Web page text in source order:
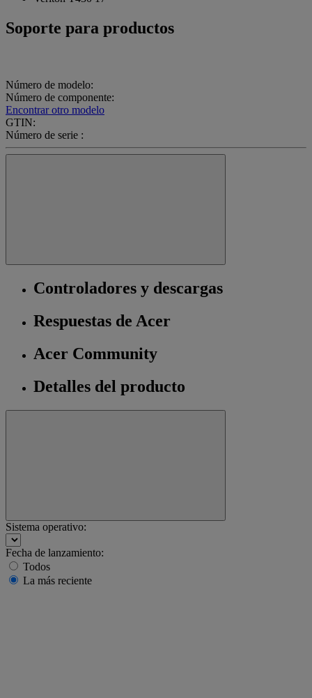
Soporte para productos
Número de modelo:
Número de componente:
Encontrar otro modelo
GTIN:
Número de serie :
Controladores y descargas
Respuestas de Acer
Acer Community
Detalles del producto
Sistema operativo:
Fecha de lanzamiento:
Todos
La más reciente